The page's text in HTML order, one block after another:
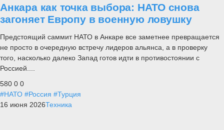
Анкара как точка выбора: НАТО снова
загоняет Европу в военную ловушку
Предстоящий саммит НАТО в Анкаре все заметнее превращается
не просто в очередную встречу лидеров альянса, а в проверку
того, насколько далеко Запад готов идти в противостоянии с
Россией....
580 0 0
#НАТО #Россия #Турция
16 июня 2026Техника